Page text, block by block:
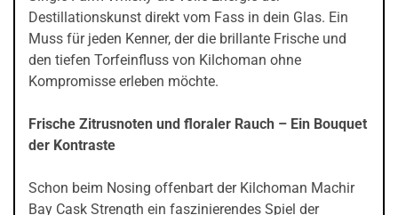
Destillationskunst direkt vom Fass in dein Glas. Ein
Muss für jeden Kenner, der die brillante Frische und
den tiefen Torfeinfluss von Kilchoman ohne
Kompromisse erleben möchte.
Frische Zitrusnoten und floraler Rauch – Ein Bouquet
der Kontraste
Schon beim Nosing offenbart der Kilchoman Machir
Bay Cask Strength ein faszinierendes Spiel der